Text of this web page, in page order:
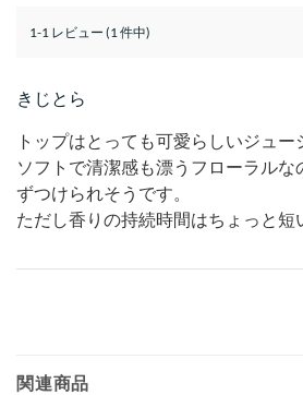
1-1 レビュー (1 件中)
きじとら
トップはとっても可愛らしいジュ
ソフトで清潔感も漂うフローラル
ずつけられそうです。
ただし香りの持続時間はちょっと短
関連商品